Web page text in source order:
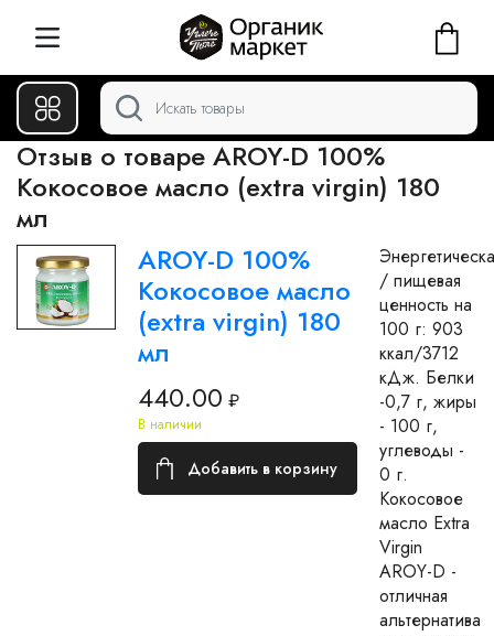
Отзыв о товаре AROY-D 100%
Кокосовое масло (extra virgin) 180
мл
AROY-D 100%
Кокосовое масло
(extra virgin) 180
мл
440.00 ₽
В наличии
Добавить в корзину
/ пищевая
ценность на
100 г: 903
ккал/3712
кДж. Белки
-0,7 г, жиры
- 100 г,
углеводы -
0 г.
Кокосовое
масло Extra
Virgin
AROY-D -
отличная
альтернатива